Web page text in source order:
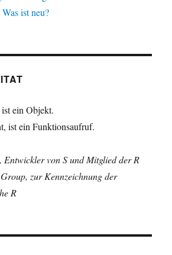
ist neu?
ein Objekt.
ist ein Funktionsaufruf.
Entwickler von S und Mitglied der R
zur Kennzeichnung der
R